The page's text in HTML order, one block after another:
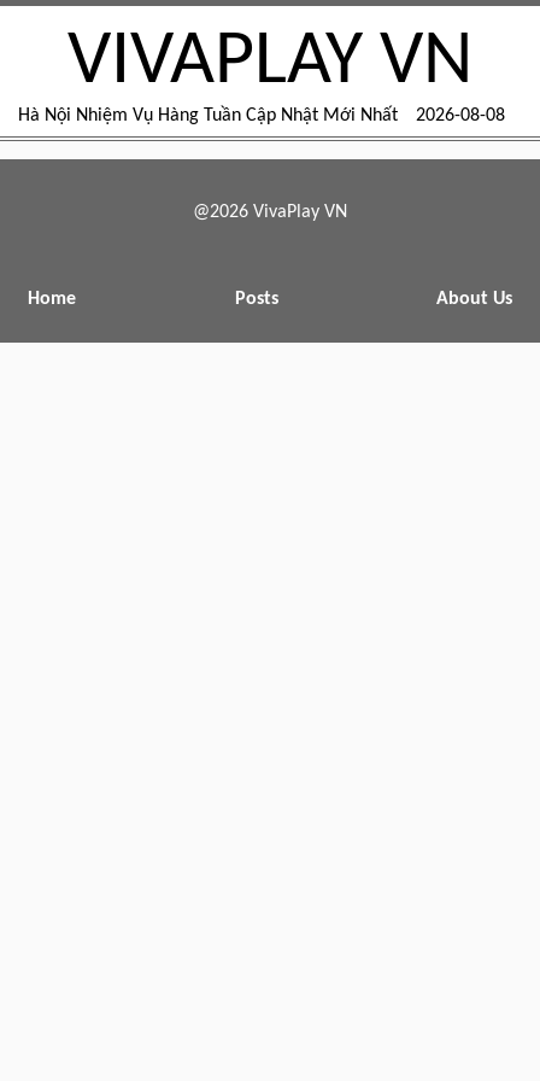
VIVAPLAY VN
Hà Nội Nhiệm Vụ Hàng Tuần Cập Nhật Mới Nhất 2026-08-08
@2026 VivaPlay VN
Home Posts About Us